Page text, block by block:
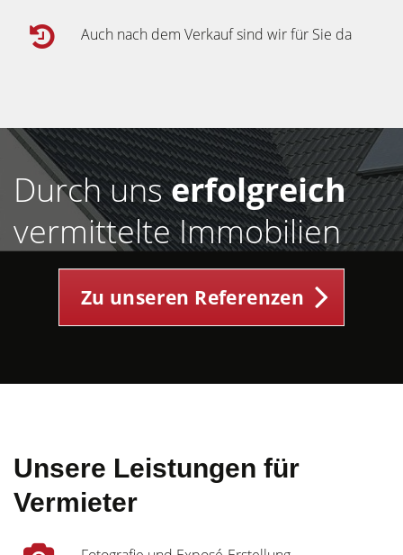
Auch nach dem Verkauf sind wir für Sie da
Durch unserfolgreich
vermittelte Immobilien
Zu unseren Referenzen
Unsere Leistungen für
Vermieter